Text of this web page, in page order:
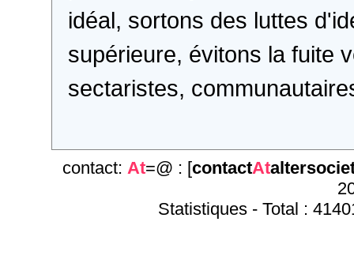
idéal, sortons des luttes
supérieure, évitons la fuite
sectaristes,
contact: At=@ : [contactAt
Statistiques - Total :